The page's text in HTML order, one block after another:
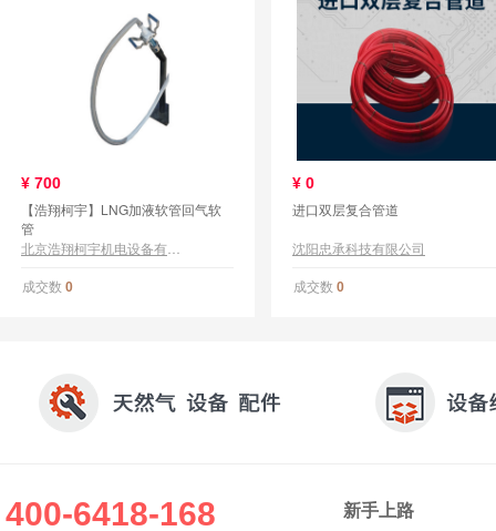
¥ 700
【浩翔柯宇】LNG加液软管回气软
管
成交数 0
¥ 0
进口双层复合管道
沈阳忠承科技有限公司
成交数 0
400-6418-168 新手上路